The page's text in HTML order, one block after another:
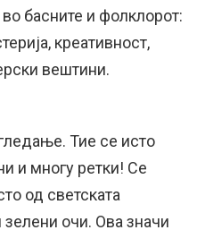
басните и фолклорот:
креативност,
вештини.
Тие се исто
и многу ретки! Се
од светската
зелени очи. Ова значи